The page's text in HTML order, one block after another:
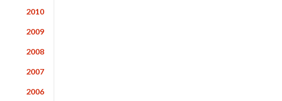
2010
2009
2008
2007
2006